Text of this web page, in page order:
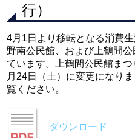
行）
4月1日より移転となる消費
野南公民館、および上鶴間
ています。上鶴間公民館ま
月24日（土）に変更になり
覧ください。
ダウンロード